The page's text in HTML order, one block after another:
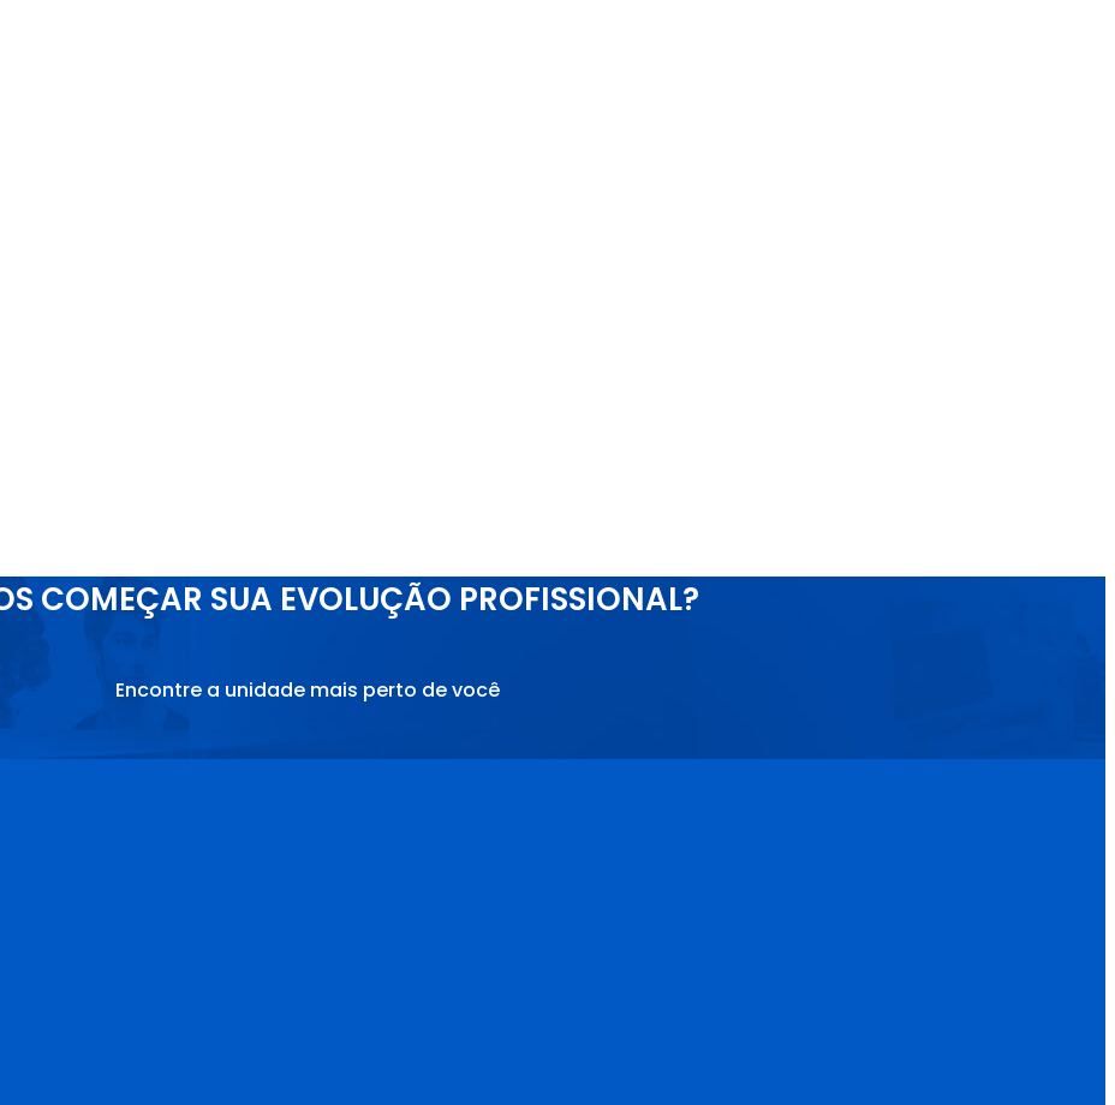
COMEÇAR SUA EVOLUÇÃO PROFISSIONAL?
Encontre a unidade mais perto de você